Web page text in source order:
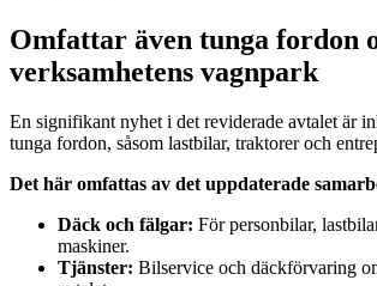
Omfattar även tunga fordon
verksamhetens vagnpark
En signifikant nyhet i det reviderade avtalet är
tunga fordon, såsom lastbilar, traktorer och
Det här omfattas av det uppdaterade
Däck och fälgar: För personbilar,
maskiner.
Tjänster: Bilservice och däckförvaring